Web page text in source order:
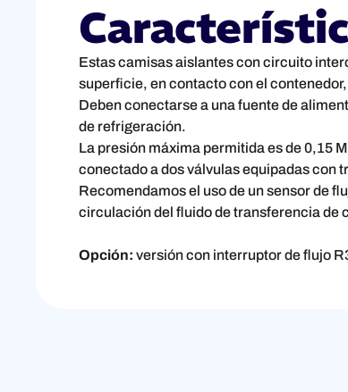
Estas camisas aislantes con circuito
superficie, en contacto con el
Deben conectarse a una fuente de
de refrigeración.
La presión máxima permitida es de 0,15
conectado a dos válvulas equipadas con
Recomendamos el uso de un sensor de
circulación del fluido de transferencia de
Opción: versión con interruptor de flujo